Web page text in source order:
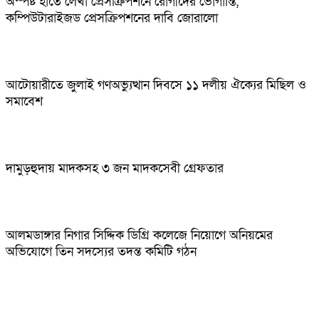
কম্পিউটারাইজড প্রেসক্রিপশনের দাবি জোরালো
আটোয়ারীতে জুলাই গণঅভ্যুত্থান দিবসে ১১ দলীয় ঐক্যের মিছিল ও
সমাবেশ
দামুড়হুদায় মাদকসহ ৩ জন মাদকসেবী গ্রেফতার
আলমডাঙ্গার নিগার সিদ্দিক ডিগ্রি কলেজে নিয়োগে অনিয়মের
অভিযোগে তিন সদস্যের তদন্ত কমিটি গঠন